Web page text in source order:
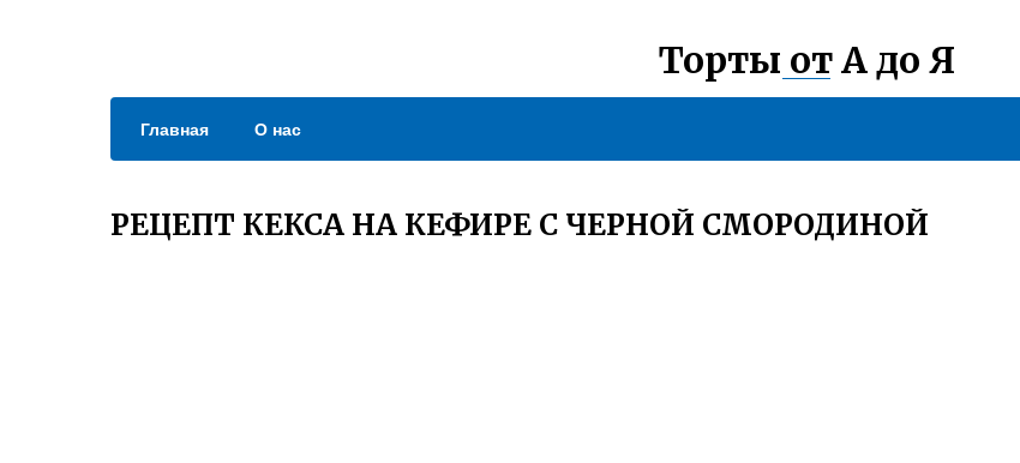
Торты от А до Я
Главная О нас
РЕЦЕПТ КЕКСА НА КЕФИРЕ С ЧЕРНОЙ СМОРОДИНОЙ